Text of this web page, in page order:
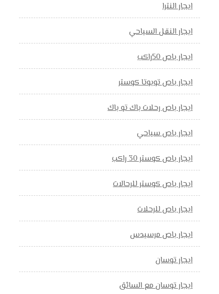
ايجار النترا
ايجار النقل السياحي
ايجار باص 50راكب
ايجار باص تويوتا كوستر
ايجار باص رحلات باك تو باك
ايجار باص سياحي
ايجار باص كوستر 30 راكب
ايجار باص كوستر للرحالات
ايجار باص للرحلات
ايجار باص مرسيدس
ايجار توسان
ايجار توسان مع السائق